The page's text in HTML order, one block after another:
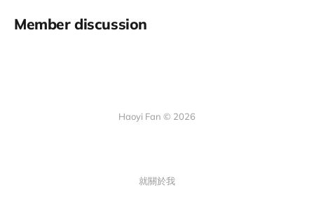
Member discussion
Haoyi Fan © 2026
就關於我